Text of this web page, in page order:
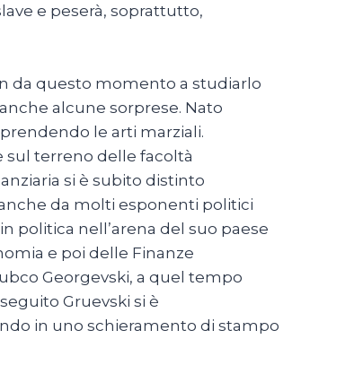
e peserà, soprattutto,
da questo momento a studiarlo
alcune sorprese. Nato
le arti marziali.
sul terreno delle facoltà
si è subito distinto
da molti esponenti politici
politica nell’arena del suo paese
e poi delle Finanze
Georgevski, a quel tempo
Gruevski si è
in uno schieramento di stampo